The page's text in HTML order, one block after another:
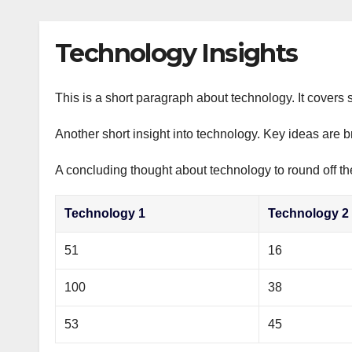
Technology Insights
This is a short paragraph about technology. It covers
Another short insight into technology. Key ideas are
A concluding thought about technology to round off
Technology 1 Technology 2
51 16
100 38
53 45